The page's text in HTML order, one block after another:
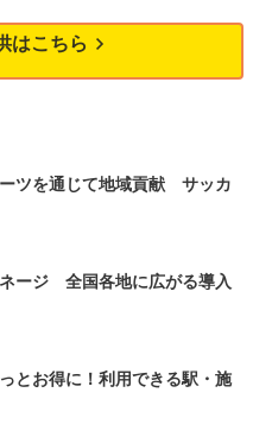
はこちら
ツを通じて地域貢献 サッカ
ージ 全国各地に広がる導入
とお得に！利用できる駅・施